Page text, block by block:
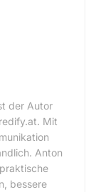
der Autor
Mit
Anton
bessere